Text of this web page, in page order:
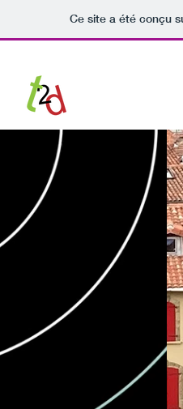
Ce site a été conçu